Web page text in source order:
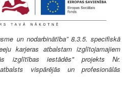
un nodarbinātība” 8.3.5. specifiskā
karjeras atbalstam izglītojamajiem
izglītības iestādēs" projekts Nr.
vispārējās un profesionālās